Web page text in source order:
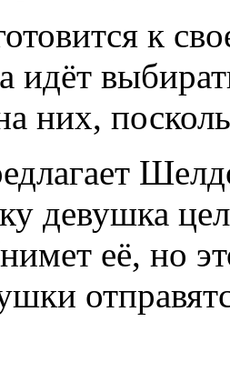
к
идёт
них,
девушка
её, но